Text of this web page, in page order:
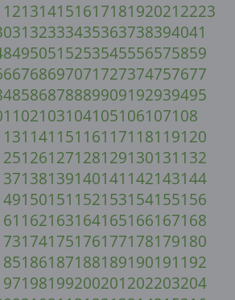
121314151617181920212223
3132333435363738394041
4950515253545556575859
6768697071727374757677
8586878889909192939495
102103104105106107108
114115116117118119120
126127128129130131 132
138139140141 142143144
150151 152153154155156
162163164165166167168
174175176177178179180
186187188189190191 192
198199200201202203204